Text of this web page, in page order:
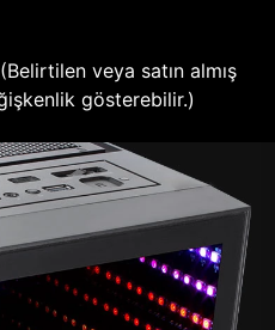
veya satın almış
gösterebilir.)